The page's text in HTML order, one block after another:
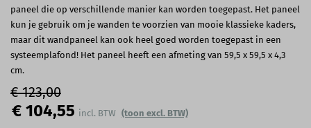
€ 123,00
€ 104,55 (toon excl. BTW)
paneel die op verschillende manier kan worden toegepast. Het paneel
kun je gebruik om je wanden te voorzien van mooie klassieke kaders,
maar dit wandpaneel kan ook heel goed worden toegepast in een
systeemplafond! Het paneel heeft een afmeting van 59,5 x 59,5 x 4,3
cm.